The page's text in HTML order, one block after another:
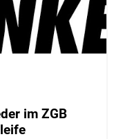
im ZGB